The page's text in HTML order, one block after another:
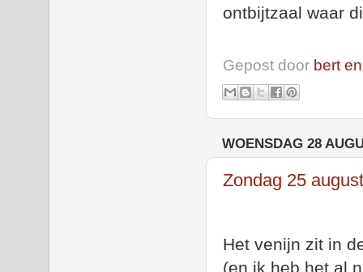
ontbijtzaal waar
Gepost door bert
WOENSDAG 28
Zondag 25
Het venijn zit in
(en ik heb het al